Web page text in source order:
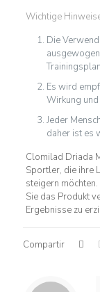
Wichtige
Die
Es wird
Wirkung
Jeder
daher ist es
Clomilad Driada
Sportler, die ihre
steigern
Sie das Produkt
Ergebnisse zu
Compartir